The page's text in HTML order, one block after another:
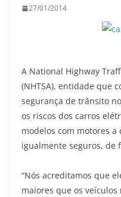
27/01/2014
A National Highway
(NHTSA), entidade que
segurança de trânsito
os riscos dos carros
modelos com motores a
igualmente seguros, de
“Nós acreditamos que
maiores que os veículos